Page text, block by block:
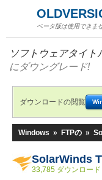
ベータ版は使用できま
ソフトウェアタイト
にダウングレード!
ダウンロードの閲覧
Windows » FTPの »
SolarWinds
33,785 ダウンロード